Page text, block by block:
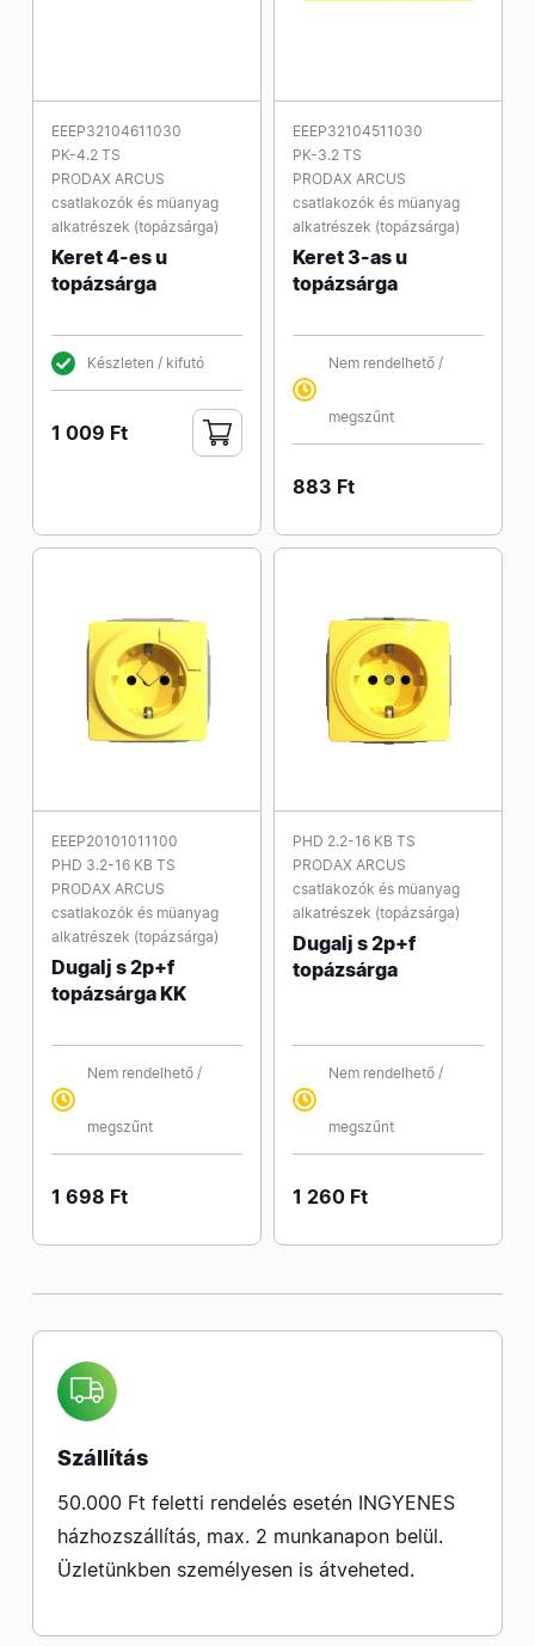
EEEP32104611030
PK-4.2 TS
PRODAX ARCUS
csatlakozók és müanyag
alkatrészek (topázsárga)
Keret 4-es u
topázsárga
Készleten / kifutó
1 009 Ft
EEEP32104511030
PK-3.2 TS
PRODAX ARCUS
csatlakozók és müanyag
alkatrészek (topázsárga)
Keret 3-as u
topázsárga
Nem rendelhető /
megszűnt
883 Ft
EEEP20101011100
PHD 3.2-16 KB TS
PRODAX ARCUS
csatlakozók és müanyag
alkatrészek (topázsárga)
Dugalj s 2p+f
topázsárga KK
Nem rendelhető /
megszűnt
1 698 Ft
PHD 2.2-16 KB TS
PRODAX ARCUS
csatlakozók és müanyag
alkatrészek (topázsárga)
Dugalj s 2p+f
topázsárga
Nem rendelhető /
megszűnt
1 260 Ft
Szállítás
50.000 Ft feletti rendelés esetén INGYENES
házhozszállítás, max. 2 munkanapon belül.
Üzletünkben személyesen is átveheted.